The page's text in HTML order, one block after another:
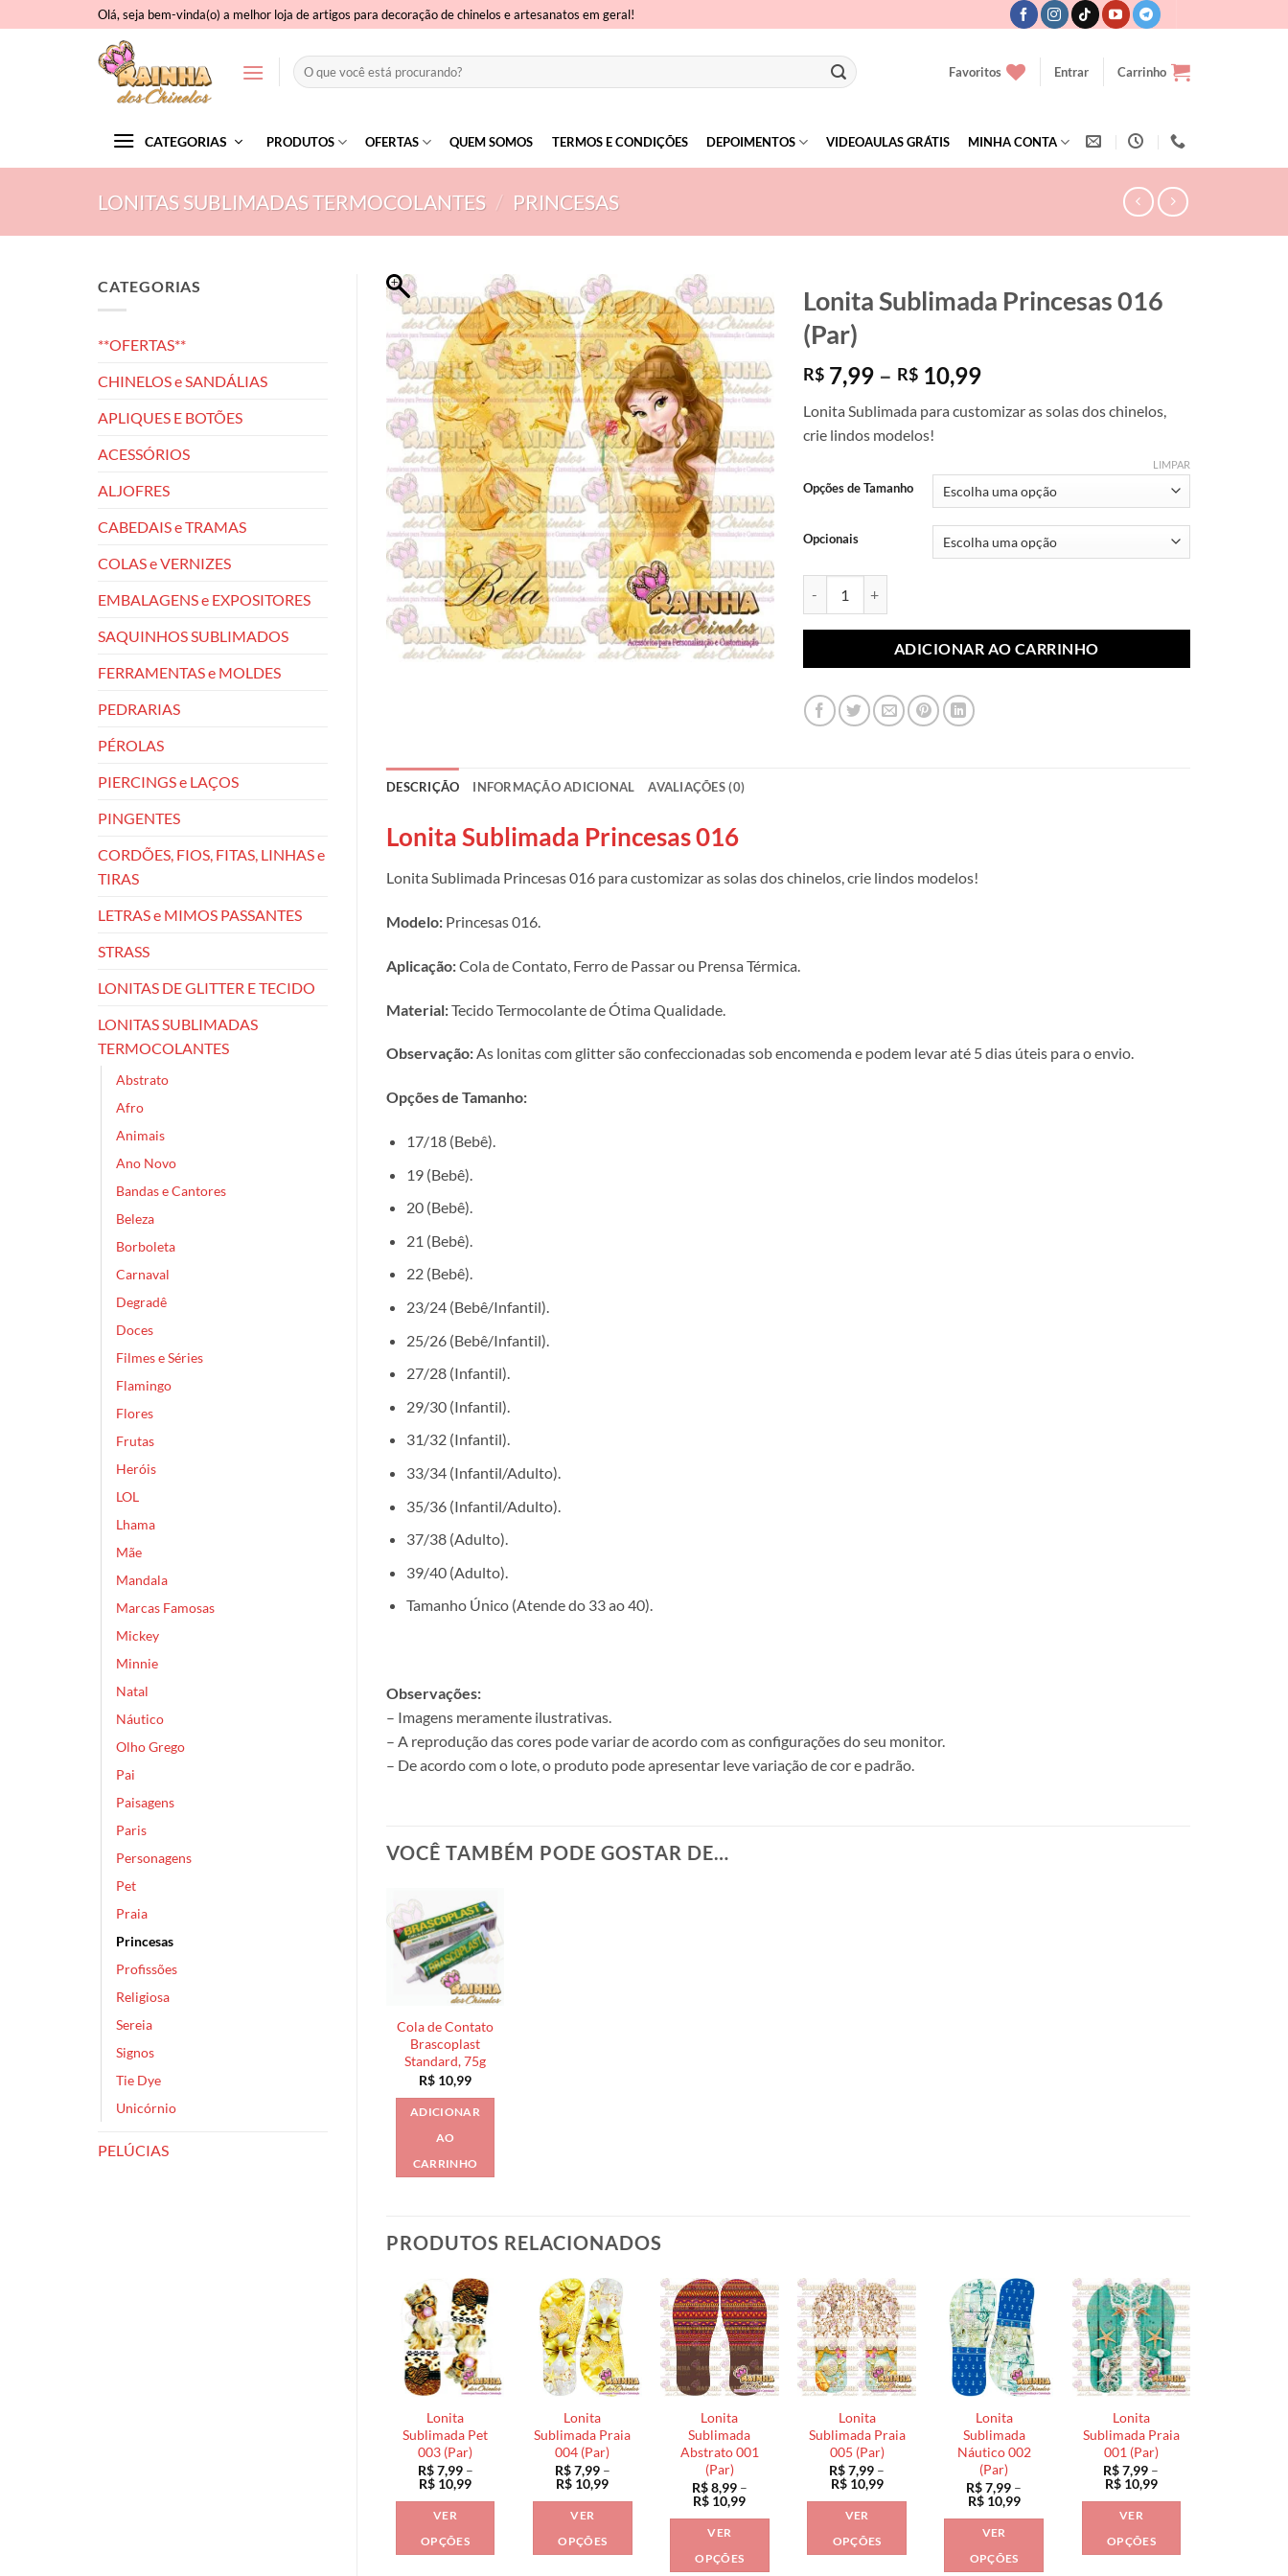
to
Olá, seja bem-vinda(o) a melhor loja de artigos para decoração de chinelos e artesanatos em geral!
Pesquisar
por:
Favoritos Entrar Carrinho
CATEGORIAS PRODUTOS OFERTAS QUEM SOMOS TERMOS E CONDIÇÕES DEPOIMENTOS VIDEOAULAS GRÁTIS MINHA CONTA
LONITAS SUBLIMADAS TERMOCOLANTES / PRINCESAS
CATEGORIAS
**OFERTAS**
CHINELOS e SANDÁLIAS
APLIQUES E BOTÕES
ACESSÓRIOS
ALJOFRES
CABEDAIS e TRAMAS
COLAS e VERNIZES
EMBALAGENS e EXPOSITORES
SAQUINHOS SUBLIMADOS
FERRAMENTAS e MOLDES
PEDRARIAS
PÉROLAS
PIERCINGS e LAÇOS
PINGENTES
CORDÕES, FIOS, FITAS, LINHAS e
TIRAS
LETRAS e MIMOS PASSANTES
STRASS
LONITAS DE GLITTER E TECIDO
LONITAS SUBLIMADAS
TERMOCOLANTES
Abstrato
Afro
Animais
Ano Novo
Bandas e Cantores
Beleza
Borboleta
Carnaval
Degradê
Doces
Filmes e Séries
Flamingo
Flores
Frutas
Heróis
LOL
Lhama
Mãe
Mandala
Marcas Famosas
Mickey
Minnie
Natal
Náutico
Olho Grego
Pai
Paisagens
Paris
Personagens
Pet
Praia
Princesas
Profissões
Religiosa
Sereia
Signos
Tie Dye
Unicórnio
PELÚCIAS
Lonita Sublimada Princesas 016
(Par)
R$7,99 – R$10,99Faixa
preço:
R$ 10,99
Lonita Sublimada para customizar as solas dos chinelos,
crie lindos modelos!
Opções de Tamanho
Opcionais
LIMPAR
ADICIONAR AO CARRINHO
DESCRIÇÃO INFORMAÇÃO ADICIONAL AVALIAÇÕES (0)
Lonita Sublimada Princesas 016
Lonita Sublimada Princesas 016 para customizar as solas dos chinelos, crie lindos modelos!
Modelo: Princesas 016.
Aplicação:Cola de Contato, Ferro de Passar ou Prensa Térmica.
Material:Tecido Termocolante de Ótima Qualidade.
Observação:As lonitas com glitter são confeccionadas sob encomenda e podem levar até 5 dias úteis para o envio.
Opções de Tamanho:
17/18 (Bebê).
19 (Bebê).
20 (Bebê).
21 (Bebê).
22 (Bebê).
23/24 (Bebê/Infantil).
25/26 (Bebê/Infantil).
27/28 (Infantil).
29/30 (Infantil).
31/32 (Infantil).
33/34 (Infantil/Adulto).
35/36 (Infantil/Adulto).
37/38 (Adulto).
39/40 (Adulto).
Tamanho Único (Atende do 33 ao 40).
Observações:
– Imagens meramente ilustrativas.
– A reprodução das cores pode variar de acordo com as configurações do seu monitor.
– De acordo com o lote, o produto pode apresentar leve variação de cor e padrão.
VOCÊ TAMBÉM PODE GOSTAR DE…
Cola de Contato
Brascoplast
Standard, 75g
R$ 10,99
ADICIONAR
AO
CARRINHO
PRODUTOS RELACIONADOS
Lonita
Sublimada Pet
003 (Par)
R$7,99 –
R$ 10,99Faixa
VER
OPÇÕES
Lonita
Sublimada Praia
004 (Par)
R$7,99 –
R$ 10,99Faixa
VER
OPÇÕES
Lonita
Sublimada
Abstrato 001
(Par)
R$8,99 –
R$ 10,99Faixa
VER
OPÇÕES
Lonita
Sublimada Praia
005 (Par)
R$7,99 –
R$10,99Faixa
VER
OPÇÕES
Lonita
Sublimada
Náutico 002
(Par)
R$7,99 –
R$10,99Faixa
VER
OPÇÕES
Lonita
Sublimada Praia
001 (Par)
R$7,99 –
R$10,99Faixa
VER
OPÇÕES